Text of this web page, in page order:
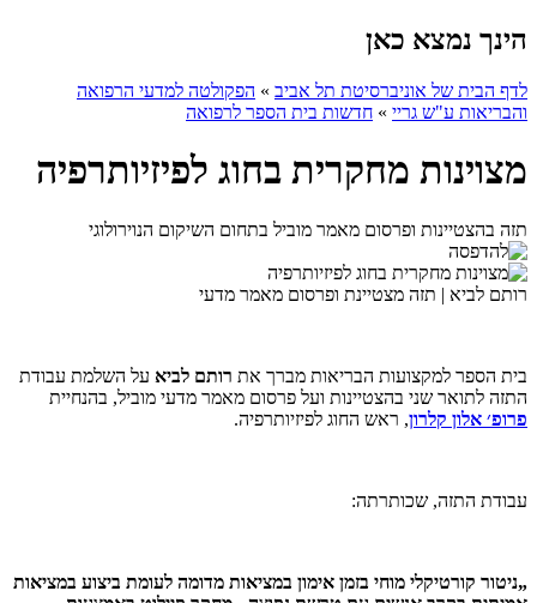
הינך נמצא כאן
לדף הבית של אוניברסיטת תל אביב » הפקולטה למדעי הרפואה
והבריאות ע"ש גריי » חדשות בית הספר לרפואה
מצוינות מחקרית בחוג לפיזיותרפיה
תזה בהצטיינות ופרסום מאמר מוביל בתחום השיקום הנוירולוגי
רותם לביא | תזה מצטיינת ופרסום מאמר מדעי
בית הספר למקצועות הבריאות מברך את רותם לביא על השלמת עבודת
התזה לתואר שני בהצטיינות ועל פרסום מאמר מדעי מוביל, בהנחיית
פרופ׳ אלון קלרון, ראש החוג לפיזיותרפיה.
עבודת התזה, שכותרתה:
„ניטור קורטיקלי מוחי בזמן אימון במציאות מדומה לעומת ביצוע במציאות